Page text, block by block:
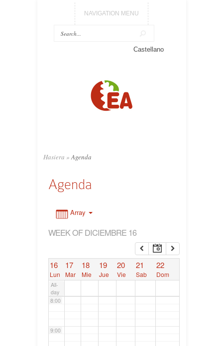
NAVIGATION MENU
Castellano
Hasiera » Agenda
Agenda
Array
WEEK OF DICIEMBRE 16
16
Lun
17
Mar
18
Mie
19
Jue
20
Vie
21
Sab
22
Dom
All-
day
4:00
5:00
7:00
8:00
9:00